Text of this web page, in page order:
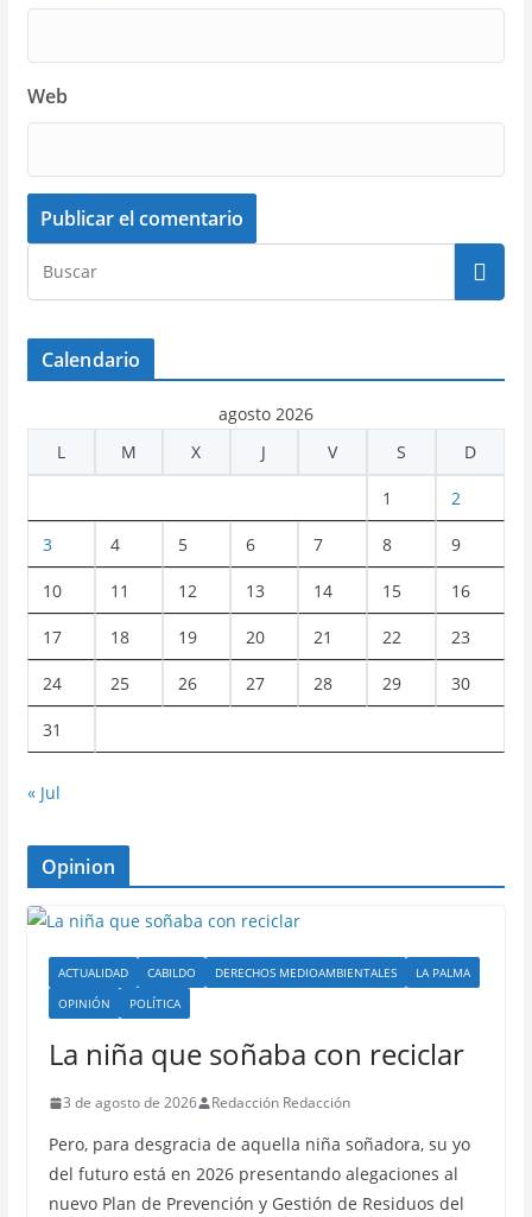
Web
Calendario
agosto 2026
L
M X J V S D
1 2
3 4 5 6 7 8 9
10 11 12 13 14 15 16
17 18 19 20 21 22 23
24 25 26 27 28 29 30
31
« Jul
Opinion
ACTUALIDAD CABILDO DERECHOS MEDIOAMBIENTALES
LA PALMA
OPINIÓN
POLÍTICA
La niña que soñaba con reciclar
3 de agosto de 2026 Redacción Redacción
Pero, para desgracia de aquella niña soñadora, su yo
del futuro está en 2026 presentando alegaciones al
nuevo Plan de Prevención y Gestión de Residuos del